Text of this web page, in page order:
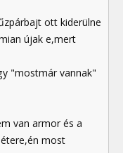
ott kiderülne
újak e,mert
"mostmár vannak"
van armor és a
most